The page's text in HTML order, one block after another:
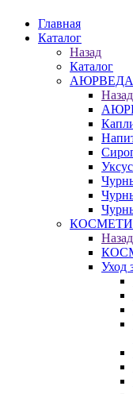
Главная
Каталог
Назад
Каталог
АЮРВЕДА
Назад
Назад
Уход